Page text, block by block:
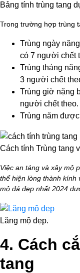
Bảng tính trùng tang
Trong trường hợp trùng
Trùng ngày
có 7 người chết
Trùng tháng
3 người chết
Trùng giờ nặng
người chết theo.
Trùng năm
Cách tính Trùng tang
Việc an táng và xây mộ
thể hiện lòng thành kính
mộ đá đẹp nhất 2024
Lăng mộ đẹp.
4. Cách
tang